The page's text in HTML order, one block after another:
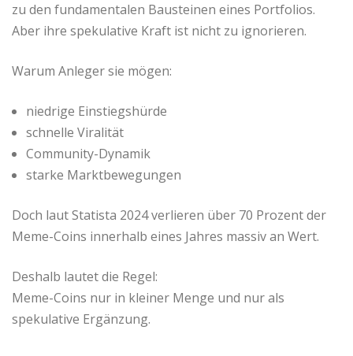
zu den fundamentalen Bausteinen eines Portfolios.
Aber ihre spekulative Kraft ist nicht zu ignorieren.
Warum Anleger sie mögen:
niedrige Einstiegshürde
schnelle Viralität
Community-Dynamik
starke Marktbewegungen
Doch laut Statista 2024 verlieren über 70 Prozent der
Meme-Coins innerhalb eines Jahres massiv an Wert.
Deshalb lautet die Regel:
Meme-Coins nur in kleiner Menge und nur als
spekulative Ergänzung.